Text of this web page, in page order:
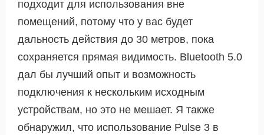
подходит для использования вне
помещений, потому что у вас будет
дальность действия до 30 метров, пока
сохраняется прямая видимость. Bluetooth 5.0
дал бы лучший опыт и возможность
подключения к нескольким исходным
устройствам, но это не мешает. Я также
обнаружил, что использование Pulse 3 в